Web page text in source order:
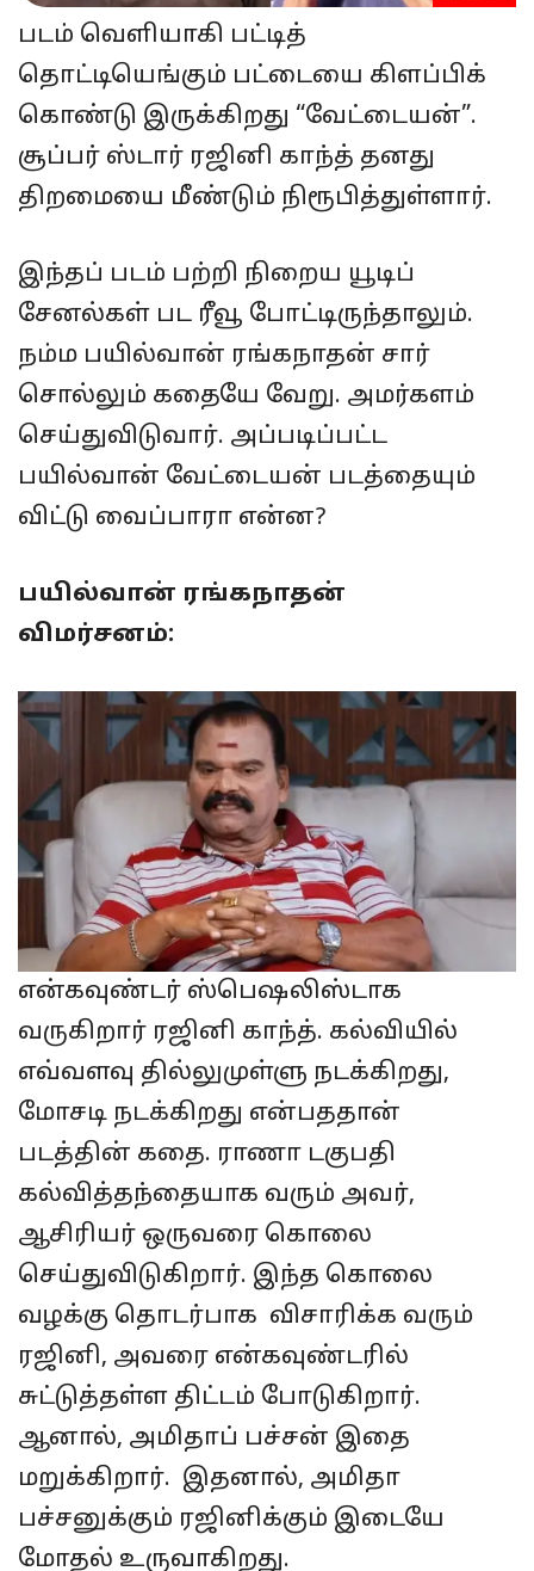
படம் வெளியாகி பட்டித்
தொட்டியெங்கும் பட்டையை கிளப்பிக்
கொண்டு இருக்கிறது “வேட்டையன்”.
சூப்பர் ஸ்டார் ரஜினி காந்த் தனது
திறமையை மீண்டும் நிரூபித்துள்ளார்.
இந்தப் படம் பற்றி நிறைய யூடிப்
சேனல்கள் பட ரீவூ போட்டிருந்தாலும்.
நம்ம பயில்வான் ரங்கநாதன் சார்
சொல்லும் கதையே வேறு. அமர்களம்
செய்துவிடுவார். அப்படிப்பட்ட
பயில்வான் வேட்டையன் படத்தையும்
விட்டு வைப்பாரா என்ன?
பயில்வான் ரங்கநாதன்
விமர்சனம்:
என்கவுண்டர் ஸ்பெஷலிஸ்டாக
வருகிறார் ரஜினி காந்த். கல்வியில்
எவ்வளவு தில்லுமுள்ளு நடக்கிறது,
மோசடி நடக்கிறது என்பததான்
படத்தின் கதை. ராணா டகுபதி
கல்வித்தந்தையாக வரும் அவர்,
ஆசிரியர் ஒருவரை கொலை
செய்துவிடுகிறார். இந்த கொலை
வழக்கு தொடர்பாக விசாரிக்க வரும்
ரஜினி, அவரை என்கவுண்டரில்
சுட்டுத்தள்ள திட்டம் போடுகிறார்.
ஆனால், அமிதாப் பச்சன் இதை
மறுக்கிறார். இதனால், அமிதா
பச்சனுக்கும் ரஜினிக்கும் இடையே
மோதல் உருவாகிறது.